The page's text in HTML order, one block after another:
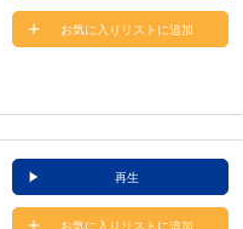
お気に入りリストに追加
再生
お気に入りリストに追加